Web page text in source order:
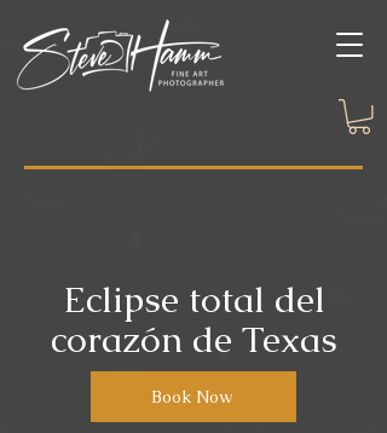
Eclipse total del
corazón de Texas
Book Now